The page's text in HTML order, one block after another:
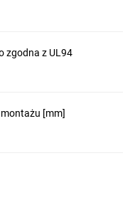
zgodna z UL94
[mm]